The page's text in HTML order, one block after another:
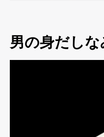
男の身だしな